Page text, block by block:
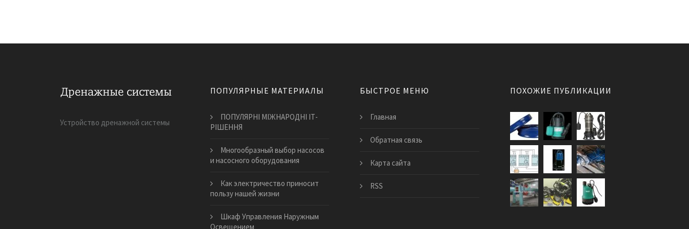
Устройство дренажной системы
ПОПУЛЯРНЫЕ МАТЕРИАЛЫ
ПОПУЛЯРНІ МІЖНАРОДНІ ІТ-
РІШЕННЯ
Многообразный выбор насосов
и насосного оборудования
Как электричество приносит
пользу нашей жизни
Шкаф Управления Наружным
Освещением
БЫСТРОЕ МЕНЮ
Главная
Обратная связь
Карта сайта
RSS
ПОХОЖИЕ ПУБЛИКАЦИИ